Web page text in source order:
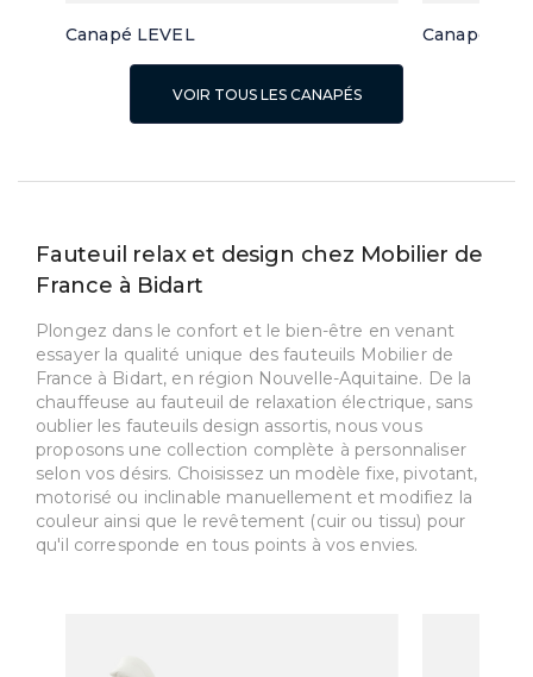
Canapé LEVEL Canapé
VOIR TOUS LES CANAPÉS
Fauteuil relax et design chez Mobilier de
France à Bidart
Plongez dans le confort et le bien-être en venant
essayer la qualité unique des fauteuils Mobilier de
France à Bidart, en région Nouvelle-Aquitaine. De la
chauffeuse au fauteuil de relaxation électrique, sans
oublier les fauteuils design assortis, nous vous
proposons une collection complète à personnaliser
selon vos désirs. Choisissez un modèle fixe, pivotant,
motorisé ou inclinable manuellement et modifiez la
couleur ainsi que le revêtement (cuir ou tissu) pour
qu'il corresponde en tous points à vos envies.